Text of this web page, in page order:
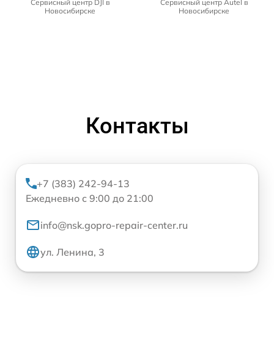
Сервисный центр DJI в
Новосибирске
Сервисный центр Autel в
Новосибирске
Контакты
+7 (383) 242-94-13
Ежедневно с 9:00 до 21:00
info@nsk.gopro-repair-center.ru
ул. Ленина, 3